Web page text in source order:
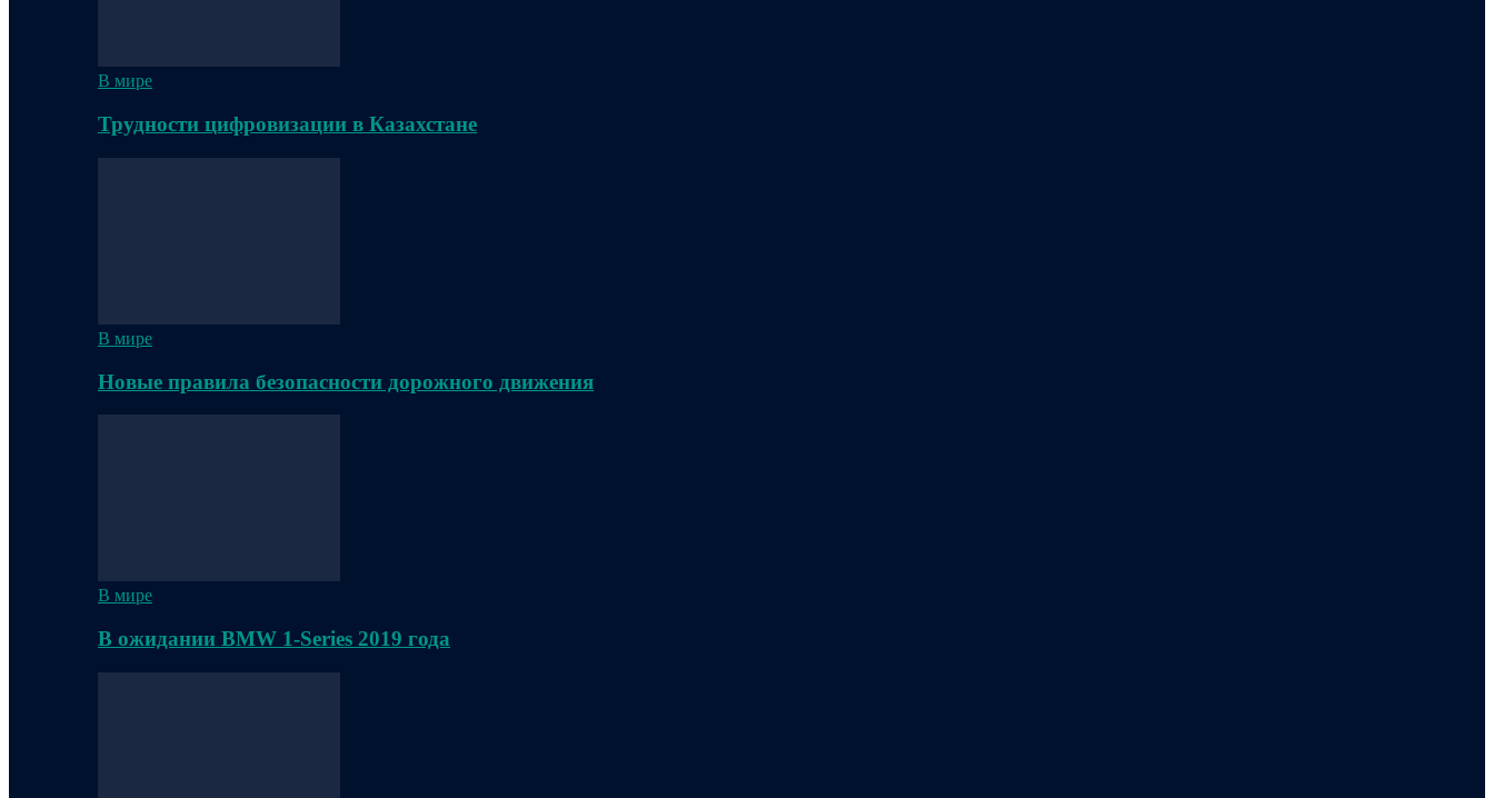
В мире
Трудности цифровизации в Казахстане
В мире
Новые правила безопасности дорожного движения
В мире
В ожидании BMW 1-Series 2019 года